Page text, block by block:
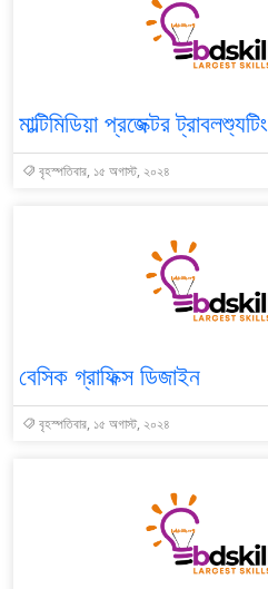
মাল্টিমিডিয়া প্রজেক্টর ট্রাবলশ্যুটিং
বৃহস্পতিবার, ১৫ অগাস্ট, ২০২৪
বেসিক গ্রাফিক্স ডিজাইন
বৃহস্পতিবার, ১৫ অগাস্ট, ২০২৪